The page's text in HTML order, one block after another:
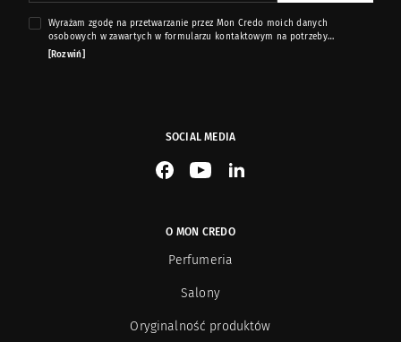
Wyrażam zgodę na przetwarzanie przez Mon Credo moich danych
osobowych w zawartych w formularzu kontaktowym na potrzeby
przesyłania mi informacji marketingowych dotyczących produktów i usług
[Rozwiń]
SOCIAL MEDIA
See our Facebook
See our YouTube channel
See our LinkedIn
O MON CREDO
Perfumeria
Salony
Oryginalność produktów